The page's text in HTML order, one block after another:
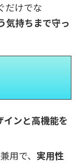
だけでな
気持ちまで守っ
インと高機能を
用で、 実用性